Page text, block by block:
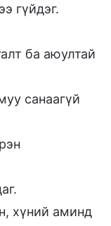
гүйдэг.
ба аюултай
санаагүй
хүний аминд